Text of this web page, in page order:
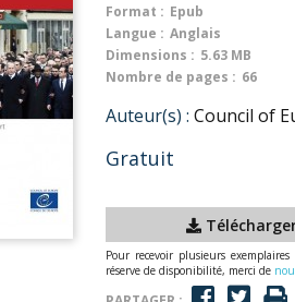
Format : Epub
Langue : Anglais
Dimensions : 5.63 MB
Nombre de pages : 66
Auteur(s) : Council of
Gratuit
Pour recevoir plusieurs
réserve de disponibilité, merci de